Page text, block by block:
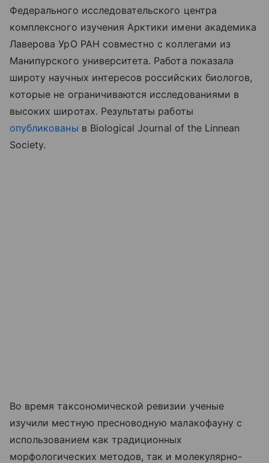
Федерального исследовательского центра
комплексного изучения Арктики имени академика
Лаверова УрО РАН совместно с коллегами из
Манипурского университета. Работа показала
широту научных интересов российских биологов,
которые не ограничиваются исследованиями в
высоких широтах. Результаты работы
опубликованы в Biological Journal of the Linnean
Society.
Во время таксономической ревизии ученые
изучили местную пресноводную малакофауну с
использованием как традиционных
морфологических методов, так и молекулярно-